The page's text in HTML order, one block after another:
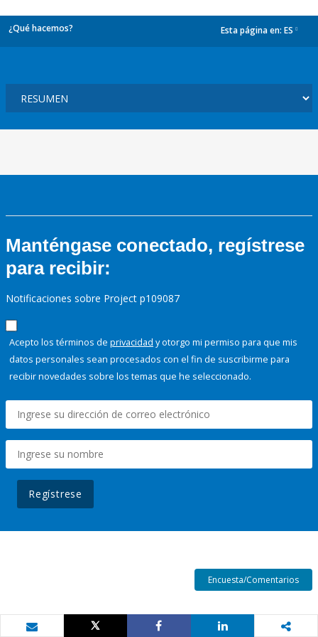
¿Qué hacemos? Esta página en: ES
Manténgase conectado, regístrese
para recibir:
Notificaciones sobre Project p109087
Acepto los términos de privacidad y otorgo mi permiso para que mis
datos personales sean procesados con el fin de suscribirme para
recibir novedades sobre los temas que he seleccionado.
Regístrese
Encuesta/Comentarios